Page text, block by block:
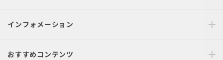
インフォメーション
おすすめコンテンツ